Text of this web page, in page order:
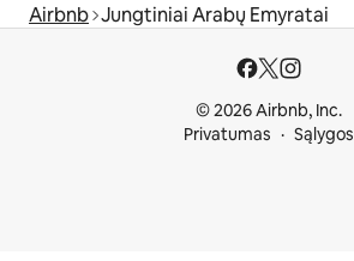
Airbnb Jungtiniai Arabų Emyratai
© 2026 Airbnb, Inc.
Privatumas
Sąlygos